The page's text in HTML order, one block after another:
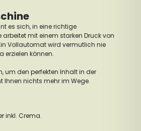
es sich, in eine richtige
mit einem starken Druck von
Vollautomat wird vermutlich nie
erzielen können.
um den perfekten Inhalt in der
Ihnen nichts mehr im Wege.
inkl. Crema.